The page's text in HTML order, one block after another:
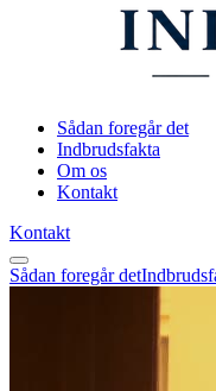
Sådan foregår det
Indbrudsfakta
Om os
Kontakt
Kontakt
Sådan foregår det